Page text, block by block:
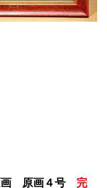
画 原画４号 完